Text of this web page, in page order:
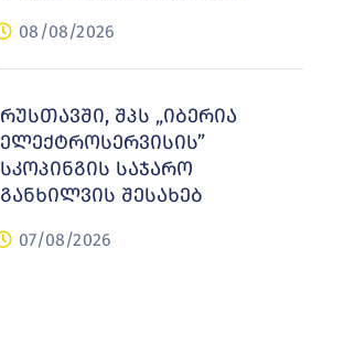
08/08/2026
რუსთავში, შპს „იბერია
ელექტროსერვისის”
სკოპინგის საჯარო
განხილვის შესახებ
07/08/2026